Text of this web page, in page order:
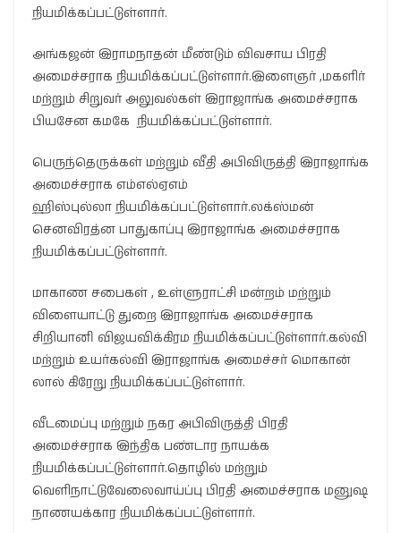
நியமிக்கப்பட்டுள்ளார்.
அங்கஜன் இராமநாதன் மீண்டும் விவசாய பிரதி
அமைச்சராக நியமிக்கப்பட்டுள்ளார்.இளைஞர் ,மகளிர்
மற்றும் சிறுவர் அலுவல்கள் இராஜாங்க அமைச்சராக
பியசேன கமகே நியமிக்கப்பட்டுள்ளார்.
பெருந்தெருக்கள் மற்றும் வீதி அபிவிருத்தி இராஜாங்க
அமைச்சராக எம்எல்ஏஎம்
ஹிஸ்புல்லா நியமிக்கப்பட்டுள்ளார்.லக்ஸ்மன்
செனவிரத்ன பாதுகாப்பு இராஜாங்க அமைச்சராக
நியமிக்கப்பட்டுள்ளார்.
மாகாண சபைகள் , உள்ளுராட்சி மன்றம் மற்றும்
விளையாட்டு துறை இராஜாங்க அமைச்சராக
சிறியானி விஜயவிக்கிரம நியமிக்கப்பட்டுள்ளார்.கல்வி
மற்றும் உயர்கல்வி இராஜாங்க அமைச்சர் மொகான்
லால் கிரேறு நியமிக்கப்பட்டுள்ளார்.
வீடமைப்பு மற்றும் நகர அபிவிருத்தி பிரதி
அமைச்சராக இந்திக பண்டார நாயக்க
நியமிக்கப்பட்டுள்ளார்.தொழில் மற்றும்
வெளிநாட்டுவேலைவாய்ப்பு பிரதி அமைச்சராக மனுஷ
நாணயக்கார நியமிக்கப்பட்டுள்ளார்.